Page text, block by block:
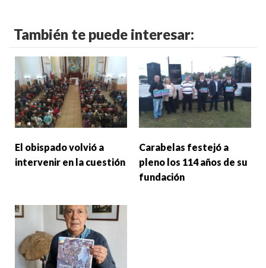
También te puede interesar:
El obispado volvió a
intervenir en la cuestión
Carabelas festejó a
pleno los 114 años de su
fundación